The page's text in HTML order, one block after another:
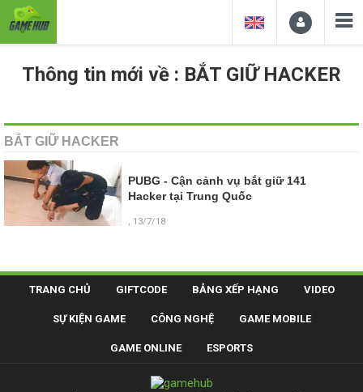
Thông tin mới về : BẮT GIỮ HACKER
BẮT GIỮ HACKER
PUBG - Cận cảnh vụ bắt giữ 141
Hacker tại Trung Quốc
, 13/7/18
TRANG CHỦ GIFTCODE BẢNG XẾP HẠNG VIDEO
SỰ KIỆN GAME CÔNG NGHỆ GAME MOBILE
GAME ONLINE ESPORTS